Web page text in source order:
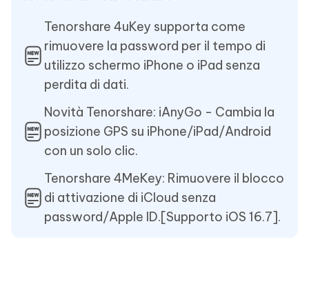
Tenorshare 4uKey supporta come
rimuovere la password per il tempo di
utilizzo schermo iPhone o iPad senza
perdita di dati.
Novità Tenorshare: iAnyGo - Cambia la
posizione GPS su iPhone/iPad/Android
con un solo clic.
Tenorshare 4MeKey: Rimuovere il blocco
di attivazione di iCloud senza
password/Apple ID.[Supporto iOS 16.7].